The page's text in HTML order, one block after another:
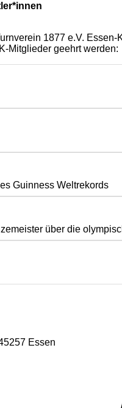
1877 e.V.
Mitglieder geehrt werden:
Guinness Weltrekords
über die
Essen